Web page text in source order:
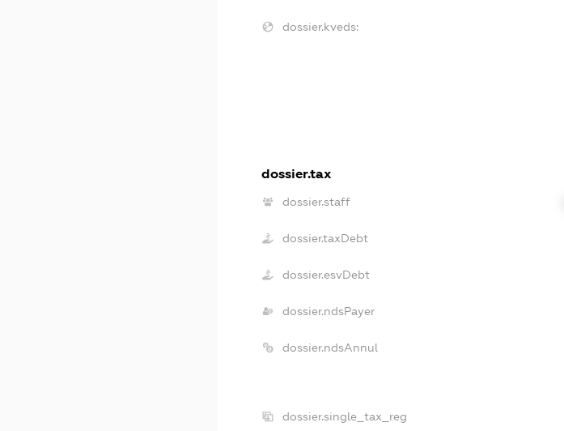
dossier.kveds:
dossier.tax
dossier.staff
dossier.taxDebt
dossier.esvDebt
dossier.ndsPayer
dossier.ndsAnnul
dossier.single_tax_reg